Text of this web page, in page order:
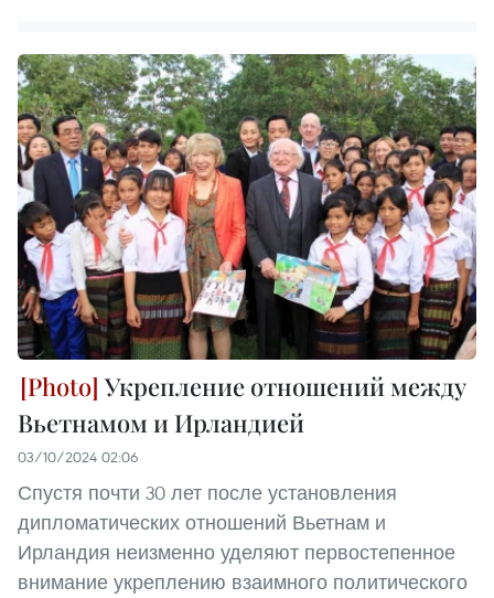
Укрепление отношений между
Вьетнамом и Ирландией
03/10/2024 02:06
Спустя почти 30 лет после установления
дипломатических отношений Вьетнам и
Ирландия неизменно уделяют первостепенное
внимание укреплению взаимного политического